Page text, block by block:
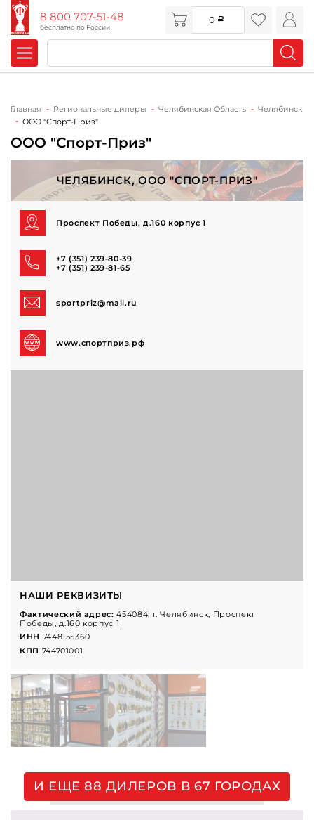
8 800 707-51-48
бесплатно по России
0
Главная Региональные дилеры Челябинская Область
Челябинск
ООО "Спорт-Приз"
ООО "Спорт-Приз"
ЧЕЛЯБИНСК, ООО "СПОРТ-ПРИЗ"
Проспект Победы, д.160 корпус 1
+7 (351) 239-80-39
+7 (351) 239-81-65
sportpriz@mail.ru
www.спортприз.рф
НАШИ РЕКВИЗИТЫ
Фактический адрес:454084, г. Челябинск, Проспект
Победы, д.160 корпус 1
ИНН 7448155360
КПП 744701001
И ЕЩЕ 88 ДИЛЕРОВ В 67 ГОРОДАХ